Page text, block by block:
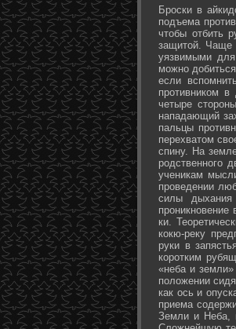
Броски в
подъема
чтобы отбить
защитой. Чаще
уязвимыми
можно
если
противником
четыре
нападающий
пальцы
перехватом
спину. На
родственного
ученикам
проведении
силы
ки.
кокю-реку
руки в
коротким
«неба и
положении
как ось и
приема
Земли и Неба,